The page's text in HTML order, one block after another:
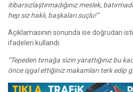
itibarsızlaştırmadığınız meslek,
hep siz haklı, başkaları suçlu!”
Açıklamasının sonunda ise doğrudan
ifadeleri kullandı:
“Tepeden tırnağa sizin yarattığınız bu
önce işgal ettiğiniz makamları terk edip